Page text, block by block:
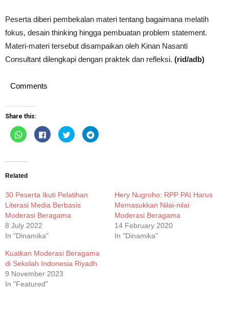
Peserta diberi pembekalan materi tentang bagaimana melatih
fokus, desain thinking hingga pembuatan problem statement.
Materi-materi tersebut disampaikan oleh Kinan Nasanti
Consultant dilengkapi dengan praktek dan refleksi. (rid/adb)
Comments
Share this:
Click
to
share
(Opens
new
Click
to
share
Click
to
share
Click
to
Related
30 Peserta Ikuti Pelatihan
Literasi Media Berbasis
Moderasi Beragama
8 July 2022
In "Dinamika"
Hery Nugroho: RPP PAI Harus
Memasukkan Nilai-nilai
Moderasi Beragama
14 February 2020
In "Dinamika"
Kuatkan Moderasi Beragama
di Sekolah Indonesia Riyadh
9 November 2023
In "Featured"